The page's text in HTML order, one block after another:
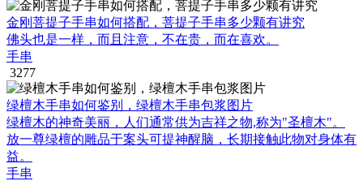
金刚菩提子手串如何搭配，菩提子手串多少颗有讲究
佛头也是一样，而且注意，不在贵，而在喜欢。
手串
3277
绿檀木手串如何鉴别，绿檀木手串包浆图片
绿檀木的神奇美丽，人们通常供为吉祥之物,称为"圣檀木"。
放一尊绿檀的雕品于案头可提神醒脑，长期接触此物对身体有
益。
手串